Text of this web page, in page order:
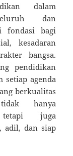
dalam
dan
fondasi bagi
kesadaran
bangsa.
pendidikan
agenda
berkualitas
hanya
tetapi juga
adil, dan siap